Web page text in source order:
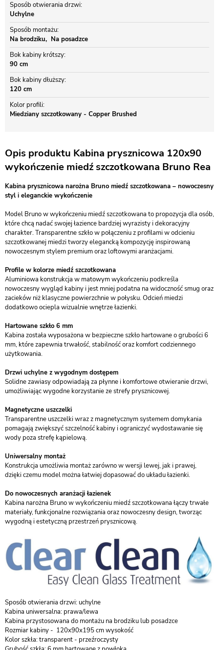
Sposób otwierania drzwi
Uchylne
Sposób montażu
Na brodziku
Na posadzce
Bok kabiny krótszy
90 cm
Bok kabiny dłuższy
120 cm
Kolor profili
Miedziany szczotkowany - Copper Brushed
Opis produktu Kabina prysznicowa 120x90
wykończenie miedź szczotkowana Bruno Rea
Kabina prysznicowa narożna Bruno miedź szczotkowana – nowoczesny
styl i eleganckie wykończenie
Model Bruno w wykończeniu miedź szczotkowana to propozycja dla osób,
które chcą nadać swojej łazience bardziej wyrazisty i dekoracyjny
charakter. Transparentne szkło w połączeniu z profilami w odcieniu
szczotkowanej miedzi tworzy elegancką kompozycję inspirowaną
nowoczesnym stylem premium oraz loftowymi aranżacjami.
Profile w kolorze miedź szczotkowana
Aluminiowa konstrukcja w matowym wykończeniu podkreśla
nowoczesny wygląd kabiny i jest mniej podatna na widoczność smug oraz
zacieków niż klasyczne powierzchnie w połysku. Odcień miedzi
dodatkowo ociepla wizualnie wnętrze łazienki.
Hartowane szkło 6 mm
Kabina została wyposażona w bezpieczne szkło hartowane o grubości 6
mm, które zapewnia trwałość, stabilność oraz komfort codziennego
użytkowania.
Drzwi uchylne z wygodnym dostępem
Solidne zawiasy odpowiadają za płynne i komfortowe otwieranie drzwi,
umożliwiając wygodne korzystanie ze strefy prysznicowej.
Magnetyczne uszczelki
Transparentne uszczelki wraz z magnetycznym systemem domykania
pomagają zwiększyć szczelność kabiny i ograniczyć wydostawanie się
wody poza strefę kąpielową.
Uniwersalny montaż
Konstrukcja umożliwia montaż zarówno w wersji lewej, jak i prawej,
dzięki czemu model można łatwiej dopasować do układu łazienki.
Do nowoczesnych aranżacji łazienek
Kabina narożna Bruno w wykończeniu miedź szczotkowana łączy trwałe
materiały, funkcjonalne rozwiązania oraz nowoczesny design, tworząc
wygodną i estetyczną przestrzeń prysznicową.
Sposób otwierania drzwi: uchylne
Kabina uniwersalna: prawa/lewa
Kabina przystosowana do montażu na brodziku lub posadzce
Rozmiar kabiny - 120x90x195 cm wysokość
Kolor szkła: transparent - przeźroczysty